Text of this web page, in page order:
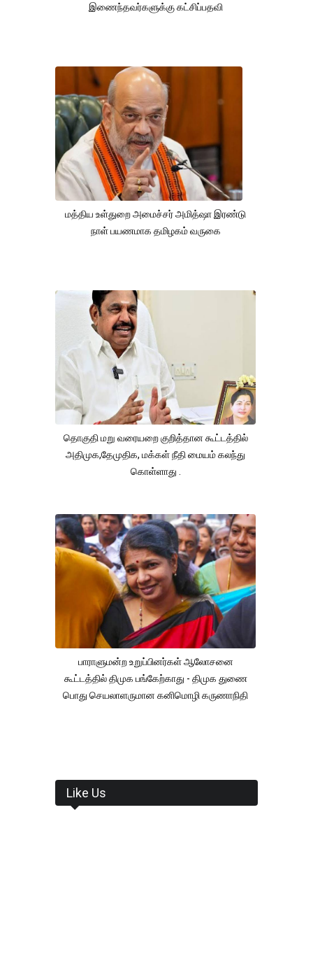
இணைந்தவர்களுக்கு கட்சிப்பதவி
மத்திய உள்துறை அமைச்சர் அமித்ஷா இரண்டு
நாள் பயணமாக தமிழகம் வருகை
தொகுதி மறு வரையறை குறித்தான கூட்டத்தில்
அதிமுக,தேமுதிக, மக்கள் நீதி மையம் கலந்து
கொள்ளாது .
பாராளுமன்ற உறுப்பினர்கள் ஆலோசனை
கூட்டத்தில் திமுக பங்கேற்காது - திமுக துணை
பொது செயலாளருமான கனிமொழி கருணாநிதி
Like Us